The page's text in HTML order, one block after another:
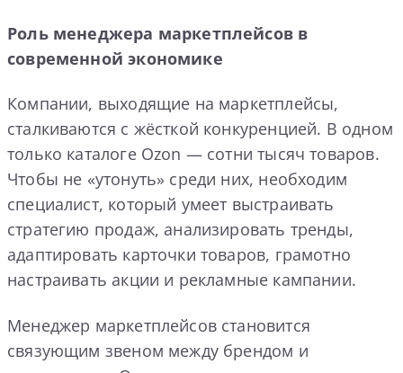
Роль менеджера маркетплейсов в
современной экономике
Компании, выходящие на маркетплейсы,
сталкиваются с жёсткой конкуренцией. В одном
только каталоге Ozon — сотни тысяч товаров.
Чтобы не «утонуть» среди них, необходим
специалист, который умеет выстраивать
стратегию продаж, анализировать тренды,
адаптировать карточки товаров, грамотно
настраивать акции и рекламные кампании.
Менеджер маркетплейсов становится
связующим звеном между брендом и